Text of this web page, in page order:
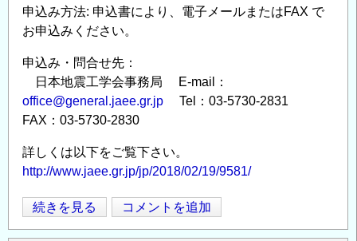
申込み方法: 申込書により、電子メールまたはFAX で
お申込みください。
申込み・問合せ先：
日本地震工学会事務局 E-mail：
office@general.jaee.gr.jp Tel：03-5730-2831
FAX：03-5730-2830
詳しくは以下をご覧下さい。
http://www.jaee.gr.jp/jp/2018/02/19/9581/
シ
ン
続きを見る コメントを追加